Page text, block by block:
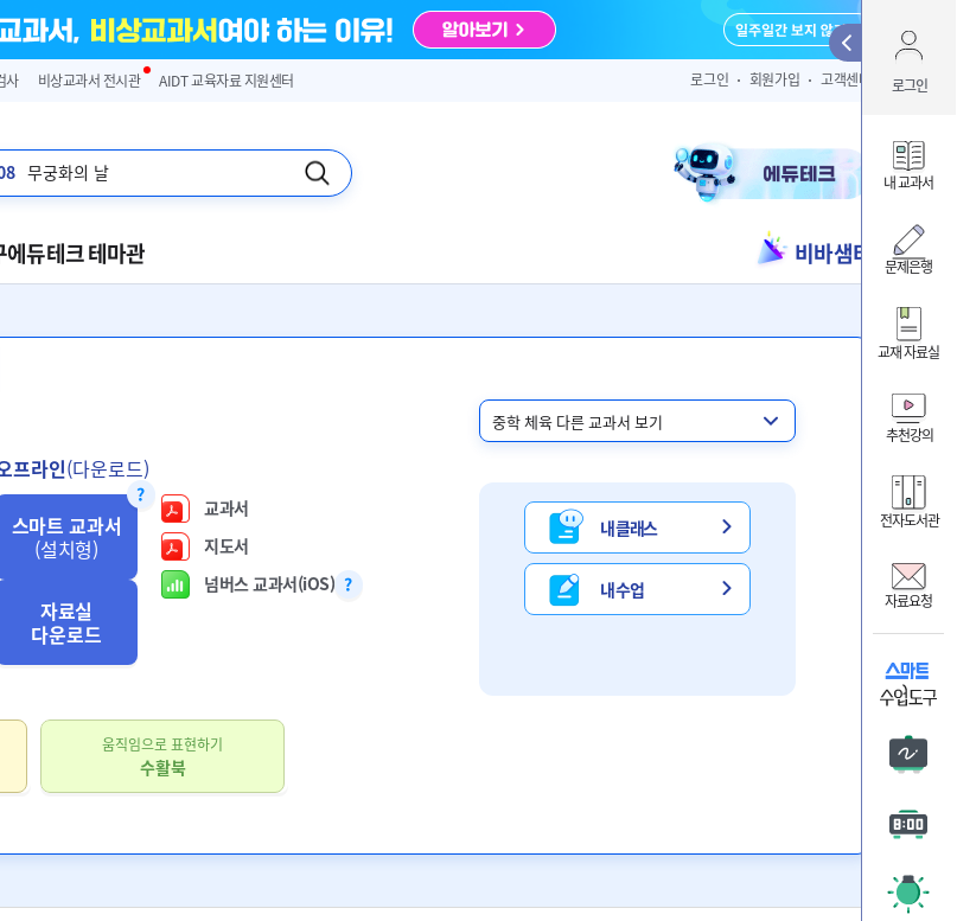
사 비상교과서 전시관 AIDT 교육자료 지원센터 로그인 회원가입 고객센터
무궁화의 날
에듀테크 테마관 비바샘터
프라인(다운로드)
스마트 교과서
(설치형)
자료실
다운로드
교과서
지도서
넘버스 교과서(iOS)
내 클래스
내 수업
움직임으로 표현하기
수활북
로그인
내 교과서
문제은행
교재 자료실
추천강의
전자도서관
자료요청
아이디
ID/PW 찾
내
비바샘
온리원
자료요
판서
주목 시